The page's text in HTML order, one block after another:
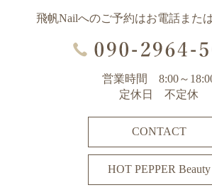
飛帆Nailへのご予約はお電話また
営業時間 8:00～
定休日 不定休
CONTACT
HOT PEPPER Beauty